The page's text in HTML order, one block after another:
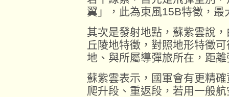
翼」，此為東風15B特徵，最
其次是發射地點，蘇紫雲說
丘陵地特徵，對照地形特徵
地、與所屬導彈旅所在，距
蘇紫雲表示，國軍會有更精
爬升段、重返段，若用一般